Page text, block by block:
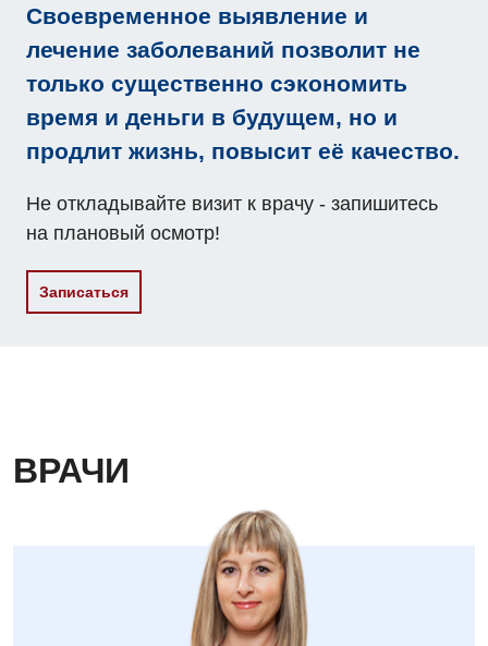
Урологическое отделение
Урология
Физиотерапия
Для детей
Детская аллергология
Детская неврология
Детская оториноларингология
Детская офтальмология
Своевременное выявление и
лечение заболеваний позволит не
только существенно сэкономить
время и деньги в будущем, но и
продлит жизнь, повысит её качество.
Не откладывайте визит к врачу - запишитесь
на плановый осмотр!
Записаться
ВРАЧИ